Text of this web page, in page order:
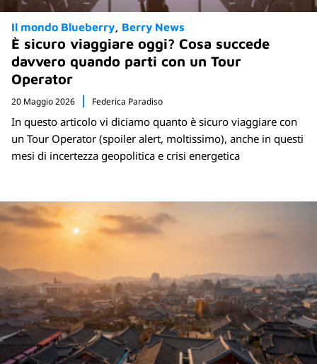
Il mondo Blueberry Berry News
È sicuro viaggiare oggi? Cosa succede
davvero quando parti con un Tour
Operator
20 Maggio 2026 Federica Paradiso
In questo articolo vi diciamo quanto è sicuro viaggiare con
un Tour Operator (spoiler alert, moltissimo), anche in questi
mesi di incertezza geopolitica e crisi energetica